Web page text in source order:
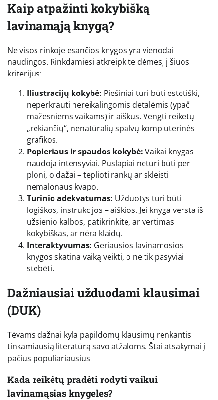
Kaip atpažinti kokybišką
lavinamąją knygą?
Ne visos rinkoje esančios knygos yra vienodai
naudingos. Rinkdamiesi atkreipkite dėmesį į šiuos
kriterijus:
Iliustracijų kokybė: Piešiniai turi būti estetiški,
neperkrauti nereikalingomis detalėmis (ypač
mažesniems vaikams) ir aiškūs. Vengti reikėtų
„rėkiančių“, nenatūralių spalvų kompiuterinės
grafikos.
Popieriaus ir spaudos kokybė: Vaikai knygas
naudoja intensyviai. Puslapiai neturi būti per
ploni, o dažai – teplioti rankų ar skleisti
nemalonaus kvapo.
Turinio adekvatumas: Užduotys turi būti
logiškos, instrukcijos – aiškios. Jei knyga versta iš
užsienio kalbos, patikrinkite, ar vertimas
kokybiškas, ar nėra klaidų.
Interaktyvumas: Geriausios lavinamosios
knygos skatina vaiką veikti, o ne tik pasyviai
stebėti.
Dažniausiai užduodami klausimai
(DUK)
Tėvams dažnai kyla papildomų klausimų renkantis
tinkamiausią literatūrą savo atžaloms. Štai atsakymai į
pačius populiariausius.
Kada reikėtų pradėti rodyti vaikui
lavinamąsias knygeles?